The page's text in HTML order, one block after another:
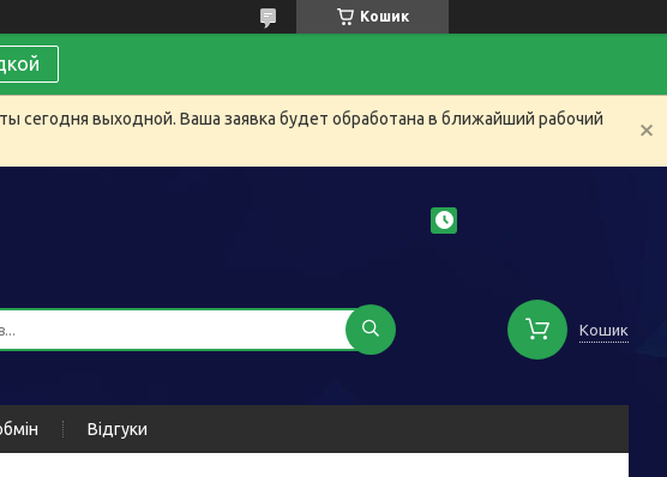
Кошик
сегодня выходной. Ваша заявка будет обработана в ближайший рабочий
Кошик
Відгуки